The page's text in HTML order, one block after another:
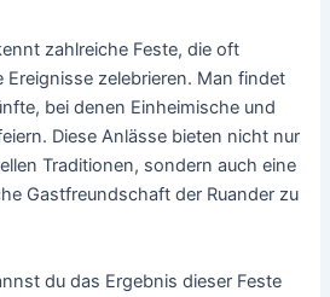
zahlreiche Feste, die oft
zelebrieren. Man findet
bei denen Einheimische und
Diese Anlässe bieten nicht nur
Traditionen, sondern auch eine
Gastfreundschaft der Ruander zu
du das Ergebnis dieser Feste